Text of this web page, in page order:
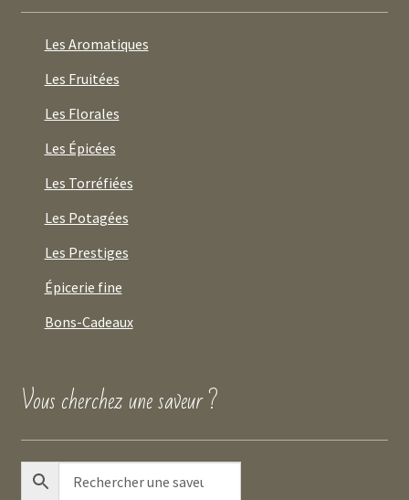
Les Aromatiques
Les Fruitées
Les Florales
Les Épicées
Les Torréfiées
Les Potagées
Les Prestiges
Épicerie fine
Bons-Cadeaux
Vous cherchez une saveur ?